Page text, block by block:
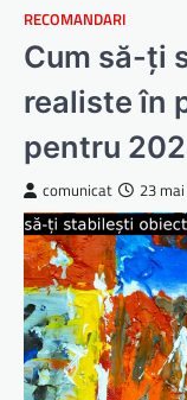
RECOMANDARI
Cum să-ți
realiste în
pentru
comunicat 23